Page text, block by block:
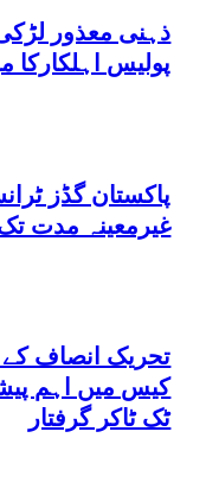
ذہنی معذور
پولیس اہلکارکا
پاکستان گڈز
غیرمعینہ مدت
تحریک انصاف کے
کیس میں اہم
ٹک ٹاکر گرفتار